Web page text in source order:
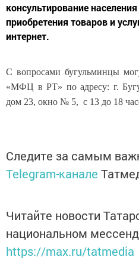
консультирование
приобретения товаров и
интернет.
С вопросами бугульминцы
«МФЦ в РТ» по адресу: г.
дом 23, окно № 5, с 13 до 18
Следите за самым
Telegram-канале
Читайте новости
национальном
https://max.ru/tatmedia